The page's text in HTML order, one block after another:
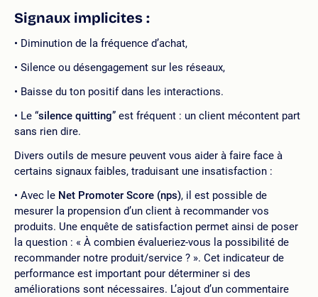
Signaux implicites :
Diminution de la fréquence d’achat,
Silence ou désengagement sur les réseaux,
Baisse du ton positif dans les interactions.
Le “silence quitting” est fréquent : un client mécontent part
sans rien dire.
Divers outils de mesure peuvent vous aider à faire face à
certains signaux faibles, traduisant une insatisfaction :
Avec le Net Promoter Score (nps), il est possible de
mesurer la propension d’un client à recommander vos
produits. Une enquête de satisfaction permet ainsi de poser
la question : « À combien évalueriez-vous la possibilité de
recommander notre produit/service ? ». Cet indicateur de
performance est important pour déterminer si des
améliorations sont nécessaires. L’ajout d’un commentaire